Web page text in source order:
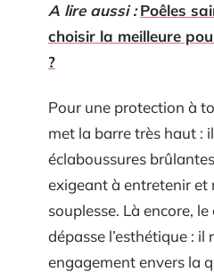
A lire aussi : Poêles
choisir la meilleure
?
Pour une protection à
met la barre très haut :
éclaboussures
exigeant à entretenir et
souplesse. Là encore,
dépasse l’esthétique : il
engagement envers la